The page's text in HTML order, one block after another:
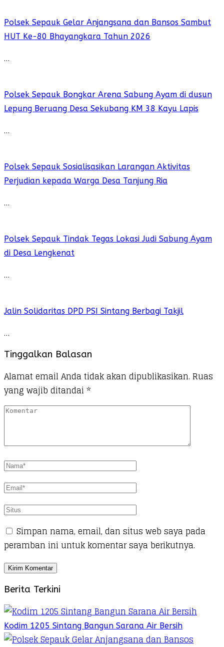
Polsek Sepauk Gelar Anjangsana dan Bansos Sambut
HUT Ke-80 Bhayangkara Tahun 2026
…
Polsek Sepauk Bongkar Arena Sabung Ayam di dusun
Lepung Beruang Desa Sekubang KM 38 Kayu Lapis
…
Polsek Sepauk Sosialisasikan Larangan Aktivitas
Perjudian kepada Warga Desa Tanjung Ria
…
Polsek Sepauk Tindak Tegas Lokasi Judi Sabung Ayam
di Desa Lengkenat
…
Jalin Solidaritas DPD PSI Sintang Berbagi Takjil
…
Tinggalkan Balasan
Alamat email Anda tidak akan dipublikasikan. Ruas
yang wajib ditandai *
Simpan nama, email, dan situs web saya pada
peramban ini untuk komentar saya berikutnya.
Berita Terkini
Kodim 1205 Sintang Bangun Sarana Air Bersih